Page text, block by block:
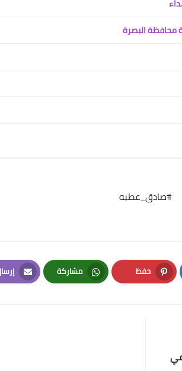
#صادق_عطيه
حفظ
Pinterest
مشاركة
Whatsapp
Email